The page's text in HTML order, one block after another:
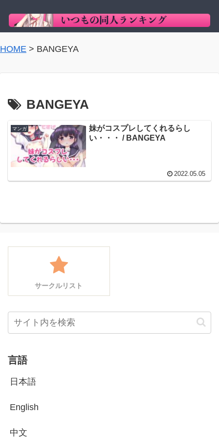
HOME > BANGEYA
BANGEYA
マンガ
妹がコスプレしてくれるらし
い・・・ / BANGEYA
2022.05.05
サークルリスト
言語
日本語
English
中文